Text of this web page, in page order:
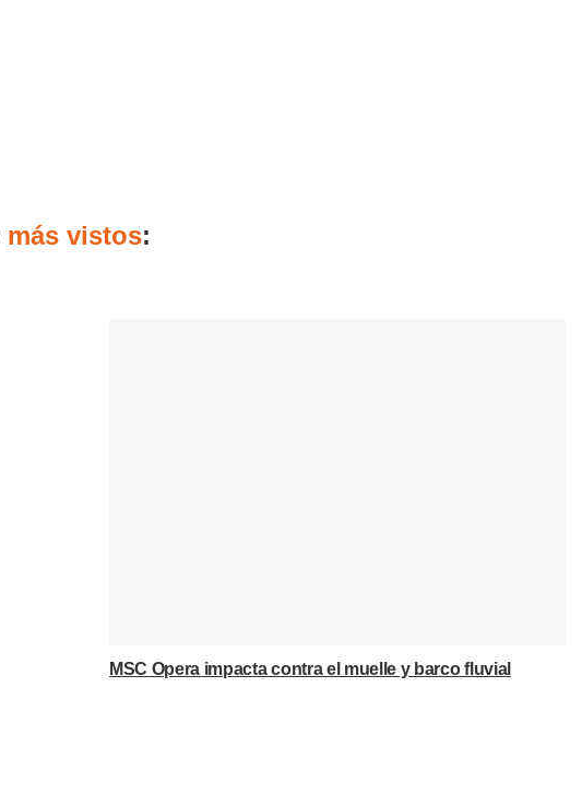
más vistos:
MSC Opera impacta contra el muelle y barco fluvial